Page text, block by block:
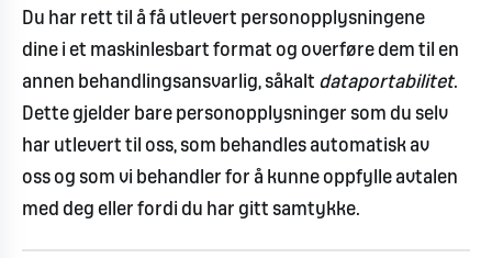
Du har rett til å få utlevert personopplysningene
dine i et maskinlesbart format og overføre dem til en
annen behandlingsansvarlig, såkalt dataportabilitet.
Dette gjelder bare personopplysninger som du selv
har utlevert til oss, som behandles automatisk av
oss og som vi behandler for å kunne oppfylle avtalen
med deg eller fordi du har gitt samtykke.